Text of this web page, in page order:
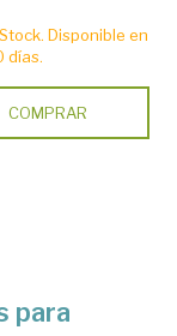
Disponible en
días.
COMPRAR
para